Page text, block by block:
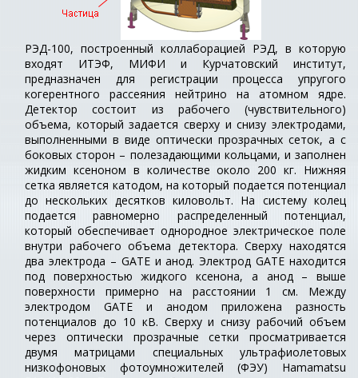
РЭД-100, построенный коллаборацией РЭД, в которую
входят ИТЭФ, МИФИ и Курчатовский институт,
предназначен для регистрации процесса упругого
когерентного рассеяния нейтрино на атомном ядре.
Детектор состоит из рабочего (чувствительного)
объема, который задается сверху и снизу электродами,
выполненными в виде оптически прозрачных сеток, а с
боковых сторон – полезадающими кольцами, и заполнен
жидким ксеноном в количестве около 200 кг. Нижняя
сетка является катодом, на который подается потенциал
до нескольких десятков киловольт. На систему колец
подается равномерно распределенный потенциал,
который обеспечивает однородное электрическое поле
внутри рабочего объема детектора. Сверху находятся
два электрода – GATE и анод. Электрод GATE находится
под поверхностью жидкого ксенона, а анод – выше
поверхности примерно на расстоянии 1 см. Между
электродом GATE и анодом приложена разность
потенциалов до 10 кВ. Сверху и снизу рабочий объем
через оптически прозрачные сетки просматривается
двумя матрицами специальных ультрафиолетовых
низкофоновых фотоумножителей (ФЭУ) Hamamatsu